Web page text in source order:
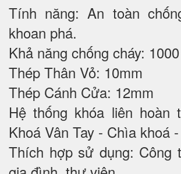
Tính năng: An toàn
khoan phá.
Khả năng chống cháy:
Thép Thân Vỏ: 10mm
Thép Cánh Cửa: 12mm
Hệ thống khóa liên hoàn
Khoá Vân Tay - Chìa khoá
Thích hợp sử dụng: Công